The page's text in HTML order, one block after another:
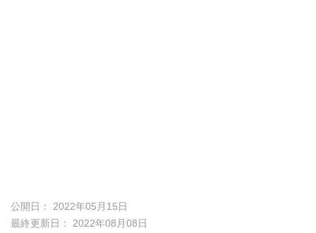
公開日： 2022年05月15日
最終更新日： 2022年08月08日